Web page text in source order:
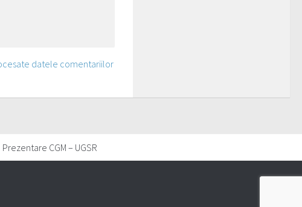
datele comentariilor
Prezentare CGM – UGSR